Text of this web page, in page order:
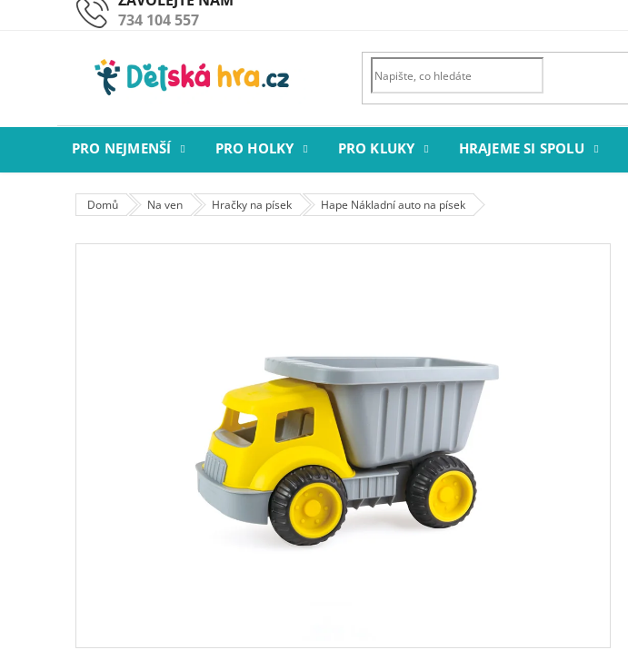
734 104 557
PRO NEJMENŠÍ PRO HOLKY PRO KLUKY HRAJEME SI SPOLU
Domů Na ven Hračky na písek Hape Nákladní auto na písek